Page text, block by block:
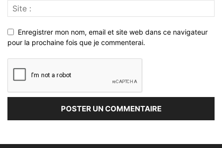
Enregistrer mon nom, email et site web dans ce navigateur
pour la prochaine fois que je commenterai.